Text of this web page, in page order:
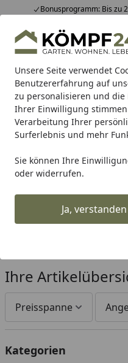
Unsere Seite verwendet
Benutzererfahrung auf
zu personalisieren und
Ihrer Einwilligung stimmen
Verarbeitung Ihrer
Surferlebnis und mehr
Sie können Ihre
oder widerrufen.
Ja, verstanden
Bonusprogramm: Bis zu
Hotline07051 / 9 22 22
Mo-Fr. 8-16 Uhr
Alle Produkte
Alle Produkte
Makita Akku
Startseite
Zubehör für
Makita
Ihre
Preisspanne
Kategorien